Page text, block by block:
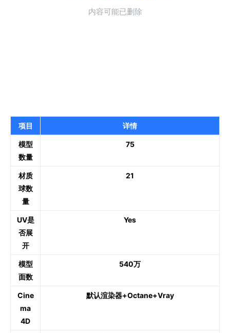
项目 详情
模型
数量
75
材质
球数
量
21
UV是
否展
开
Yes
模型
面数
540万
Cine
ma
4D
默认渲染器+Octane+Vray